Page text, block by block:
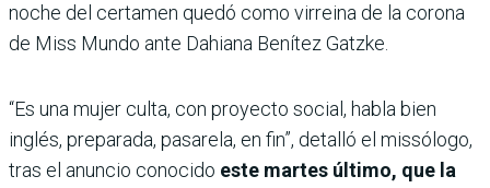
noche del certamen quedó como virreina de la corona
de Miss Mundo ante Dahiana Benítez Gatzke.
“Es una mujer culta, con proyecto social, habla bien
inglés, preparada, pasarela, en fin”, detalló el missólogo,
tras el anuncio conocido este martes último, que la